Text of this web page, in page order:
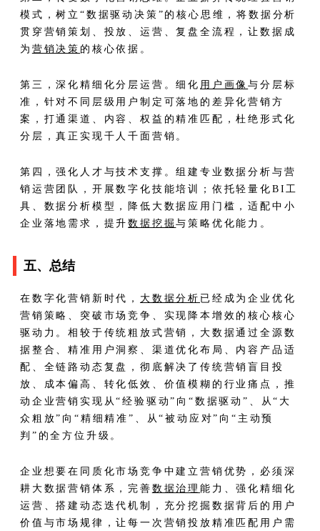
模式，树立“数据驱动决策”的核心思维，将数据分析
贯穿营销策划、投放、运营、复盘全流程，让数据成
为 营销决策 的核心依据。
第三，深化精细化分层运营。细化 用户画像与分层标
准，针对不同层级用户制定可落地的差异化营销方
案，打通渠道、内容、权益的精准匹配，杜绝形式化
分层，真正实现千人千面营销。
第四，强化人才与技术支撑。组建专业数据分析与营
销运营团队，开展数字化技能培训；依托轻量化BI工
具、数据分析模型，降低大数据应用门槛，适配中小
企业落地需求，提升数据挖掘与策略优化能力。
五、总结
在数字化营销新时代， 大数据分析 已经成为企业优化
营销策略、突破市场竞争、实现降本增效的核心核心
驱动力。相较于传统粗放式营销，大数据通过全源数
据整合、精准用户洞察、渠道优化布局、内容产品适
配、全链路动态复盘，彻底解决了传统营销盲目投
放、成本偏高、转化低效、价值模糊的行业痛点，推
动企业营销实现从“经验驱动”向“数据驱动”、从“大
众粗放”向“精细精准”、从“被动应对”向“主动预
判”的全方位升级。
企业想要在同质化市场竞争中建立营销优势，必须深
耕大数据营销体系，完善 数据治理能力、强化精细化
运营、搭建动态迭代机制，充分挖掘数据背后的用户
价值与市场规律，让每一次营销投放精准匹配用户需